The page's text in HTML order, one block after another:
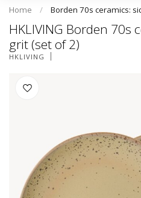
Home / Borden 70s ceramics:
HKLIVING Borden 70s
grit (set of 2)
HKLIVING